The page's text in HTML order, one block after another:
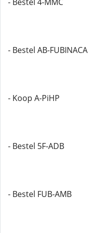
- Bestel AB-FUBINACA
- Koop A-PiHP
- Bestel 5F-ADB
- Bestel FUB-AMB